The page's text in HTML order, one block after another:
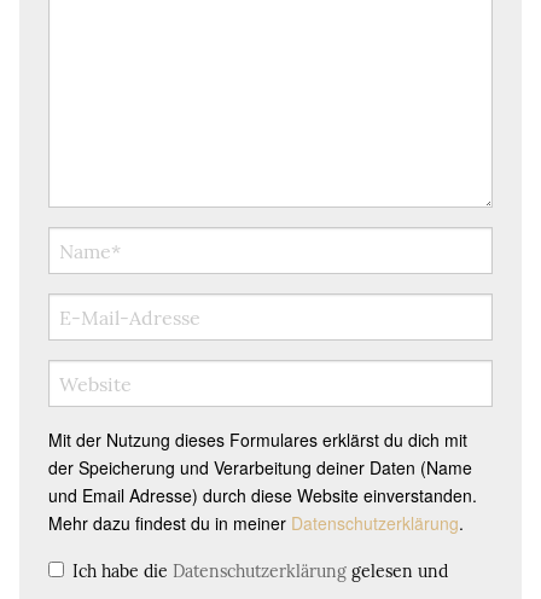
Mit der Nutzung dieses Formulares erklärst du dich mit
der Speicherung und Verarbeitung deiner Daten (Name
und Email Adresse) durch diese Website einverstanden.
Mehr dazu findest du in meiner Datenschutzerklärung.
Ich habe die Datenschutzerklärung gelesen und